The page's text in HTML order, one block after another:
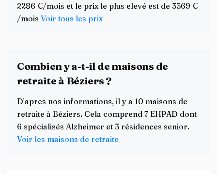
2286 €/mois et le prix le plus elevé est de 3569 €
/mois Voir tous les prix
Combien y a-t-il de maisons de
retraite à Béziers ?
D'apres nos informations, il y a 10 maisons de
retraite à Béziers. Cela comprend 7 EHPAD dont
6 spécialisés Alzheimer et 3 résidences senior.
Voir les maisons de retraite